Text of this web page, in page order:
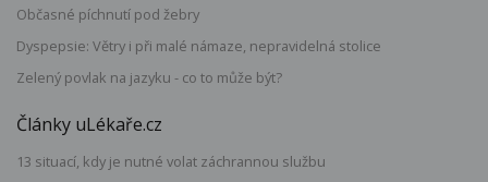
Občasné píchnutí pod žebry
Dyspepsie: Větry i při malé námaze, nepravidelná stolice
Zelený povlak na jazyku - co to může být?
Články uLékaře.cz
13 situací, kdy je nutné volat záchrannou službu